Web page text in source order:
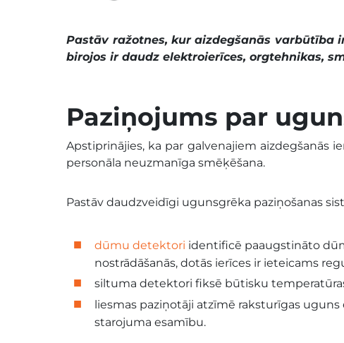
Pastāv ražotnes, kur aizdegšanās varbūtība
birojos ir daudz elektroierīces, orgtehnikas,
Paziņojums par
Apstiprinājies, ka par galvenajiem aizdegšanās
personāla neuzmanīga smēķēšana.
Pastāv daudzveidīgi ugunsgrēka paziņošanas
dūmu detektori identificē paaugstināto
nostrādāšanās, dotās ierīces ir ieteicams
siltuma detektori fiksē būtisku
liesmas paziņotāji atzīmē raksturīgas
starojuma esamību.